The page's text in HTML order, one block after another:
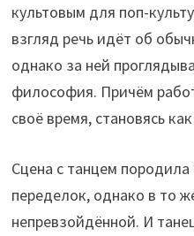
культовым для поп-
взгляд речь идёт об
однако за ней
философия. Причём
своё время, становясь
Сцена с танцем
переделок, однако в то
непревзойдённой. И